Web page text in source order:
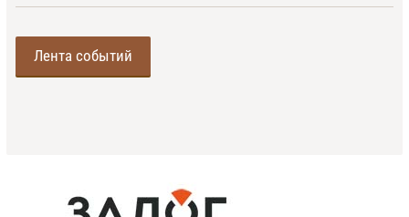
Лента событий